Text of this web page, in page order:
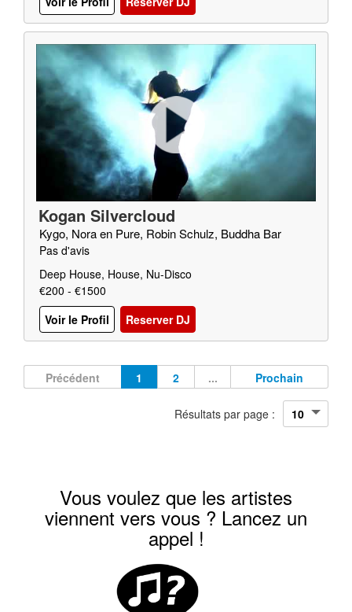
Kogan Silvercloud
Kygo, Nora en Pure, Robin Schulz, Buddha Bar
Pas d'avis
Deep House, House, Nu-Disco
€200 - €1500
Voir le Profil
Reserver DJ
Précédent 1 2 ... Prochain
Résultats par page :
Vous voulez que les artistes
viennent vers vous ? Lancez un
appel !